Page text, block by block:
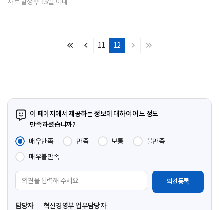
자료 발생후 15일 이내
처
이
11 12
다
마
이 페이지에서 제공하는 정보에 대하여 어느 정도
만족하셨습니까?
매우만족
만족 보통
불만족
매우불만족
견
입
담당자 혁신경영부 업무담당자